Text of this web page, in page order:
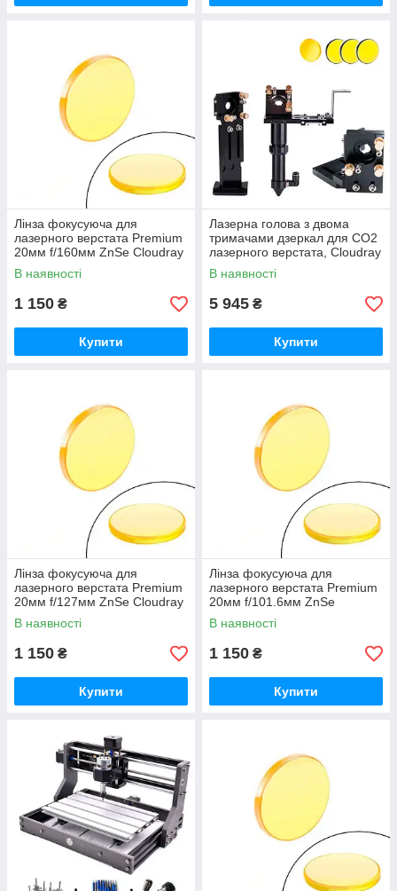
Лінза фокусуюча для
лазерного верстата Premium
20мм f/160мм ZnSe Cloudray
В наявності
1 150 ₴
Купити
Лазерна голова з двома
тримачами дзеркал для CO2
лазерного верстата, Cloudray
В наявності
5 945 ₴
Купити
Лінза фокусуюча для
лазерного верстата Premium
20мм f/127мм ZnSe Cloudray
В наявності
1 150 ₴
Купити
Лінза фокусуюча для
лазерного верстата Premium
20мм f/101.6мм ZnSe
Cloudray
В наявності
1 150 ₴
Купити